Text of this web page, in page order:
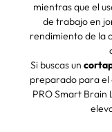
mientras que el
de trabajo en
rendimiento de la
Si buscas un
preparado para el
PRO Smart Brain